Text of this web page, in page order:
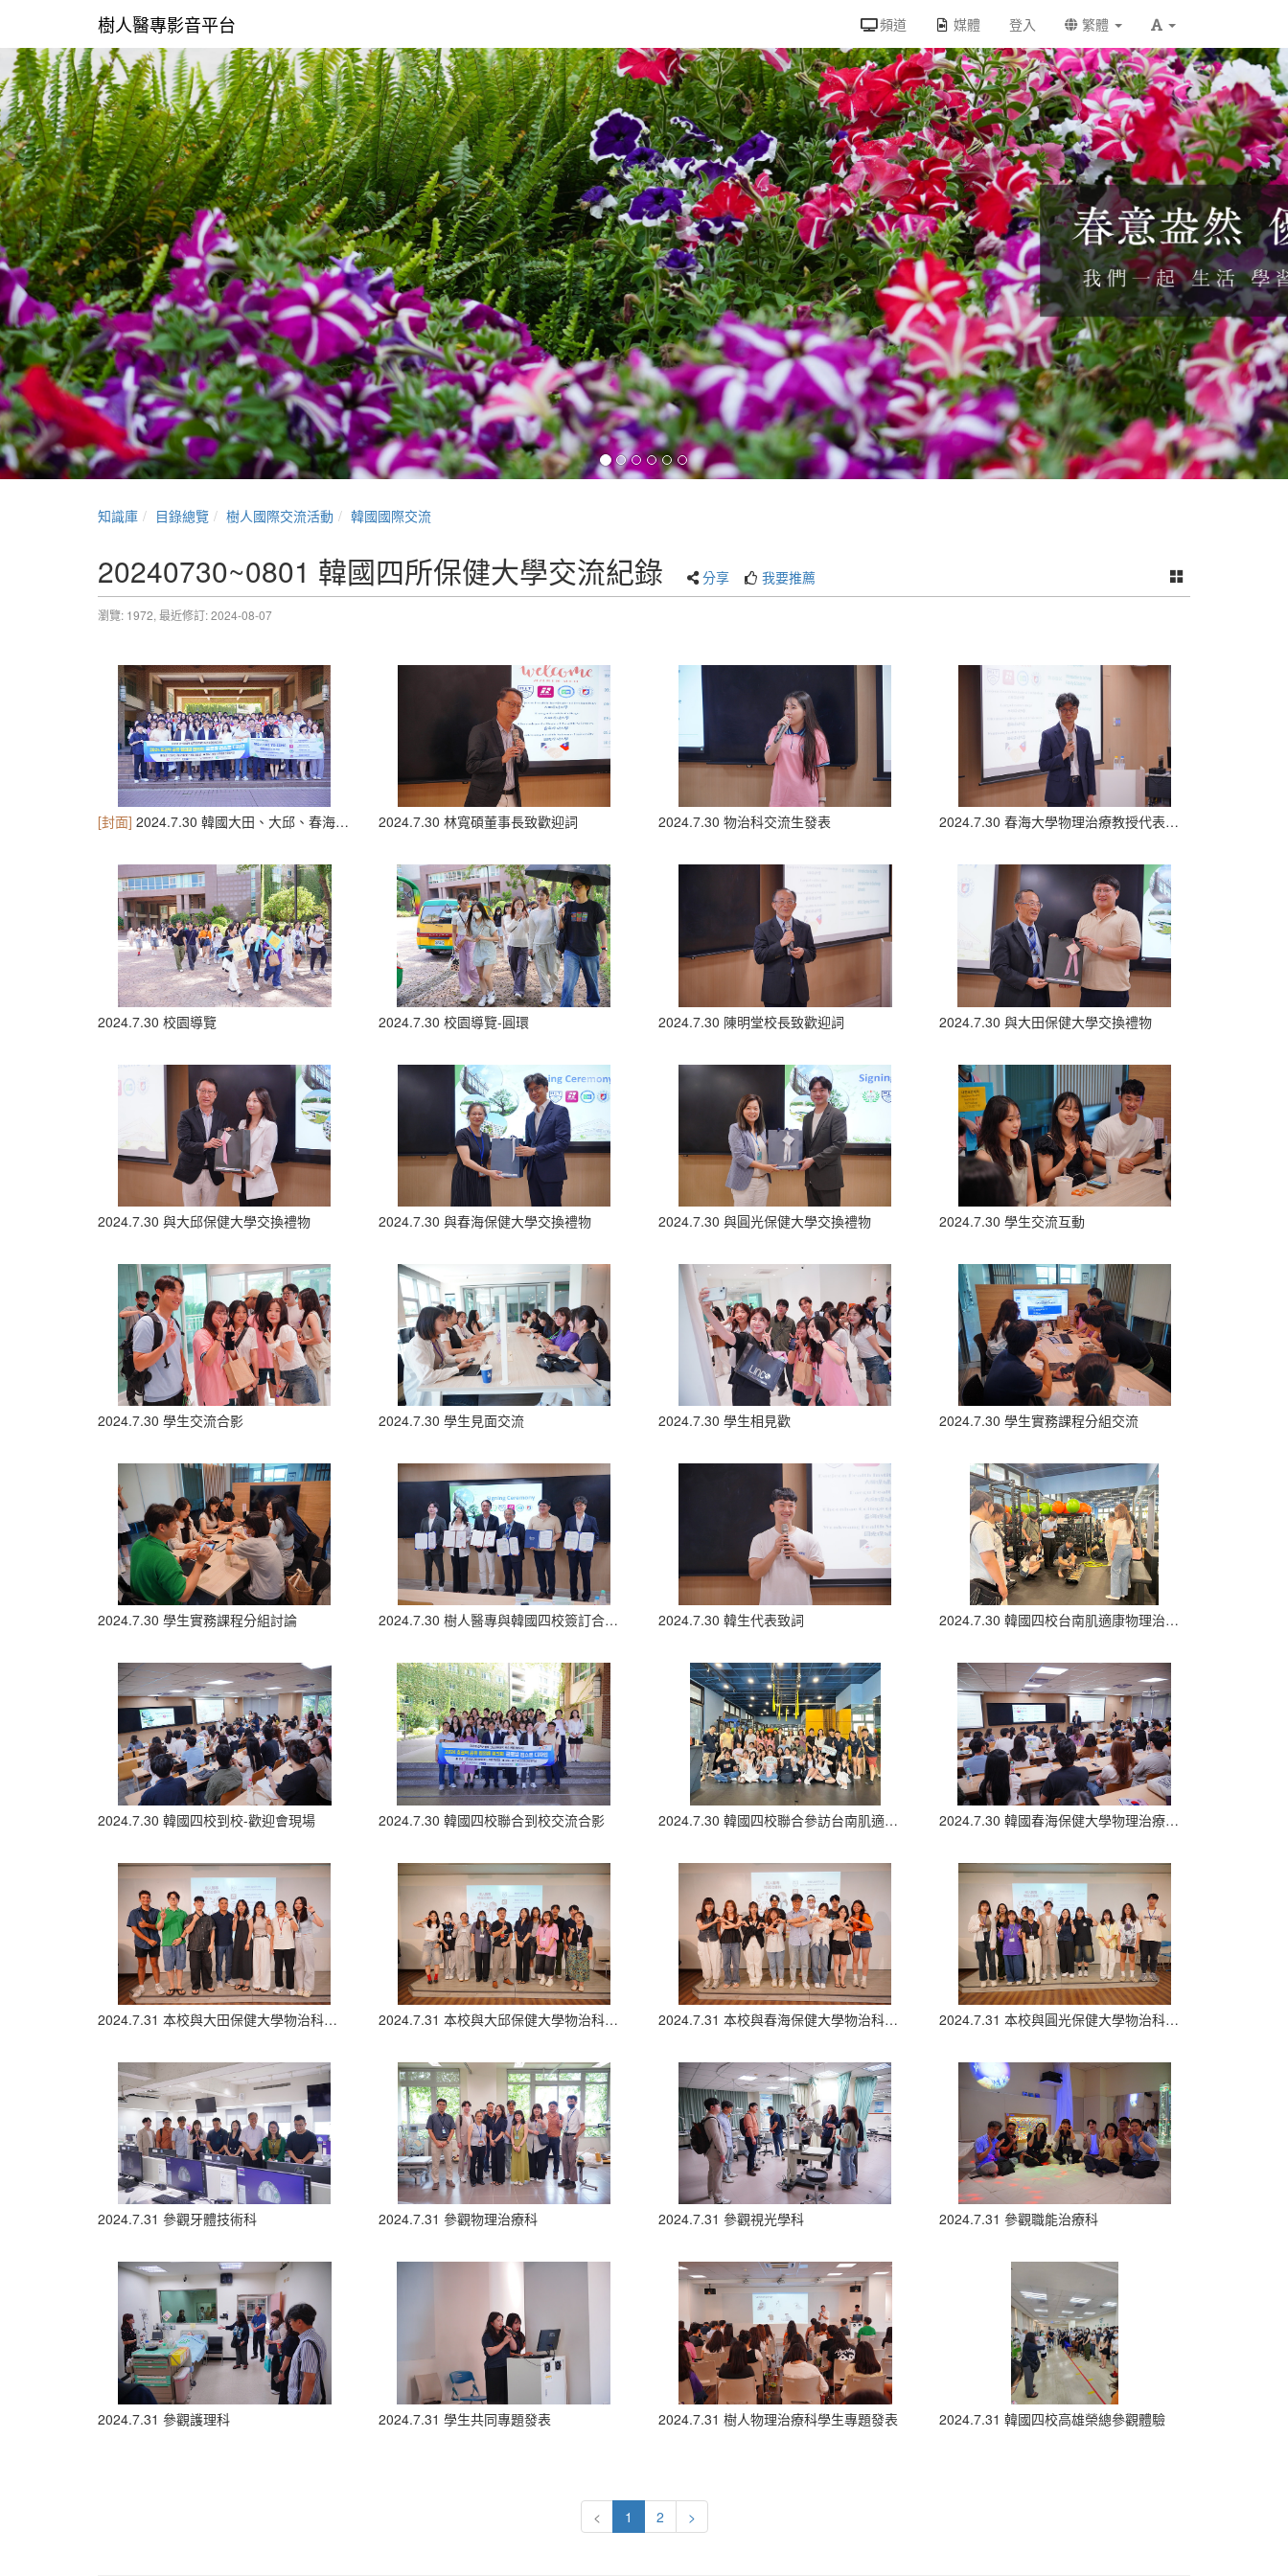
樹人醫專影音平台 頻道 媒體 登入 繁體
知識庫 目錄總覽 樹人國際交流活動 韓國國際交流
20240730~0801 韓國四所保健大學交流紀錄 分享 我要推薦
瀏覽: 1972, 最近修訂: 2024-08-07
[封面] 2024.7.30 韓國大田、大邱、春海、圓光四校聯合到校交流 2024.7.30 林寬碩董事長致歡迎詞 2024.7.30 物治科交流生發表 2024.7.30 春海大學物理治療教授代表致詞
2024.7.30 校園導覽 2024.7.30 校園導覽-圓環 2024.7.30 陳明堂校長致歡迎詞 2024.7.30 與大田保健大學交換禮物
2024.7.30 與大邱保健大學交換禮物 2024.7.30 與春海保健大學交換禮物 2024.7.30 與圓光保健大學交換禮物 2024.7.30 學生交流互動
2024.7.30 學生交流合影 2024.7.30 學生見面交流 2024.7.30 學生相見歡 2024.7.30 學生實務課程分組交流
2024.7.30 學生實務課程分組討論 2024.7.30 樹人醫專與韓國四校簽訂合作備忘錄 2024.7.30 韓生代表致詞 2024.7.30 韓國四校台南肌適康物理治療所參觀體驗
2024.7.30 韓國四校到校-歡迎會現場 2024.7.30 韓國四校聯合到校交流合影 2024.7.30 韓國四校聯合參訪台南肌適康物理治療所 2024.7.30 韓國春海保健大學物理治療教授致詞
2024.7.31 本校與大田保健大學物治科學生專題發表合照 2024.7.31 本校與大邱保健大學物治科學生專題發表合照 2024.7.31 本校與春海保健大學物治科學生專題發表合照 2024.7.31 本校與圓光保健大學物治科學生專題發表合照
2024.7.31 參觀牙體技術科 2024.7.31 參觀物理治療科 2024.7.31 參觀視光學科 2024.7.31 參觀職能治療科
2024.7.31 參觀護理科 2024.7.31 學生共同專題發表 2024.7.31 樹人物理治療科學生專題發表 2024.7.31 韓國四校高雄榮總參觀體驗
< 1 2 >